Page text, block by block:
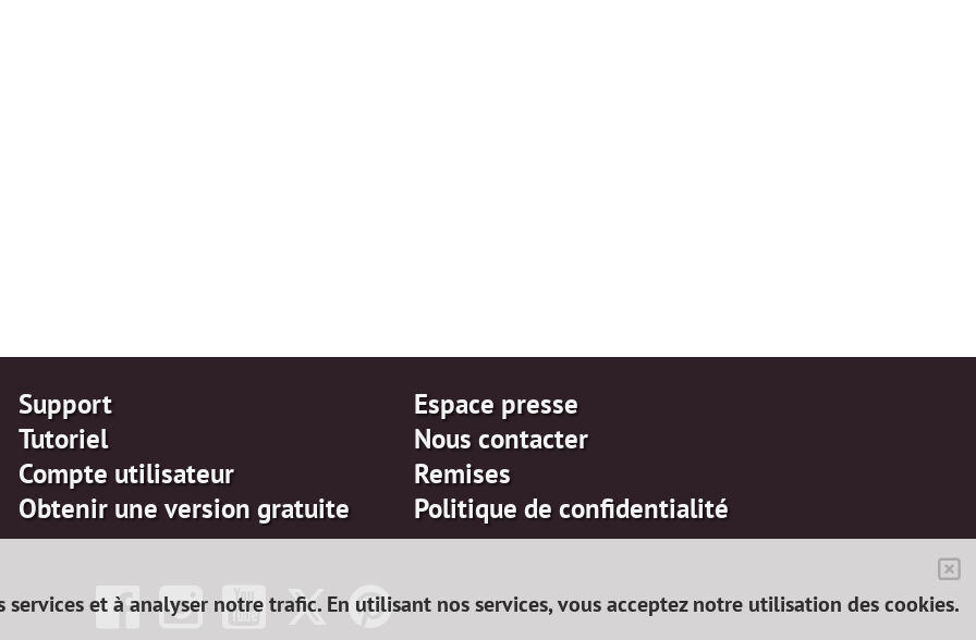
Support
Tutoriel
Compte utilisateur
Obtenir une version gratuite
Espace presse
Nous contacter
Remises
Politique de confidentialité
et à analyser notre trafic. En utilisant nos services, vous acceptez notre utilisation des cookies.